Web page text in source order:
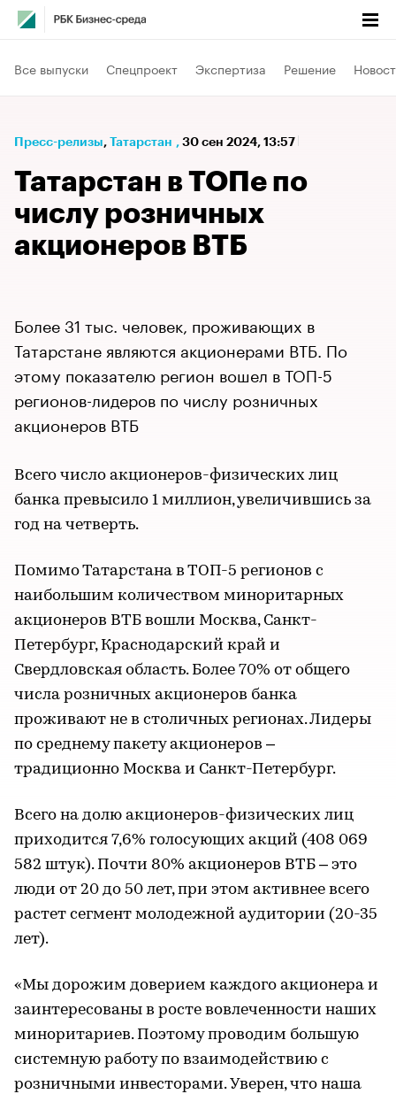
Все выпуски Спецпроект Экспертиза Решение
Пресс-релизы⁠, Татарстан , 30 сен 2024, 13:57
Татарстан в ТОПе по
числу розничных
акционеров ВТБ
Более 31 тыс. человек, проживающих в
Татарстане являются акционерами ВТБ. По
этому показателю регион вошел в ТОП-5
регионов-лидеров по числу розничных
акционеров ВТБ
Всего число акционеров-физических лиц
банка превысило 1 миллион, увеличившись за
год на четверть.
Помимо Татарстана в ТОП-5 регионов с
наибольшим количеством миноритарных
акционеров ВТБ вошли Москва, Санкт-
Петербург, Краснодарский край и
Свердловская область. Более 70% от общего
числа розничных акционеров банка
проживают не в столичных регионах. Лидеры
по среднему пакету акционеров –
традиционно Москва и Санкт-Петербург.
Всего на долю акционеров-физических лиц
приходится 7,6% голосующих акций (408 069
582 штук). Почти 80% акционеров ВТБ – это
люди от 20 до 50 лет, при этом активнее всего
растет сегмент молодежной аудитории (20-35
лет).
«Мы дорожим доверием каждого акционера и
заинтересованы в росте вовлеченности наших
миноритариев. Поэтому проводим большую
системную работу по взаимодействию с
розничными инвесторами. Уверен, что наша